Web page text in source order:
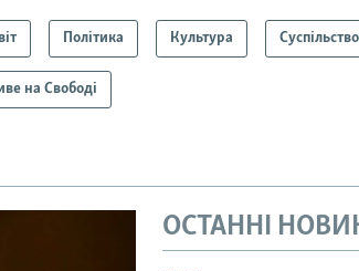
Політика Культура Суспільство
на Свободі
ОСТАННІ